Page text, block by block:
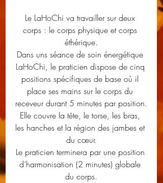
Le LaHoChi va travailler sur deux
corps : le corps physique et corps
éthérique.
Dans uns séance de soin énergétique
LaHoChi, le praticien dispose de cinq
positions spécifiques de base où il
place ses mains sur le corps du
receveur durant 5 minutes par position.
Elle couvre la tête, le torse, les bras,
les hanches et la région des jambes et
du cœur.
Le praticien terminera par une position
d’harmonisation (2 minutes) globale
du corps.